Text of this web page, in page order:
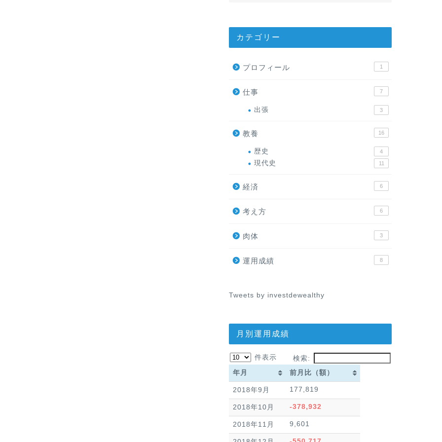
カテゴリー
プロフィール 1
仕事 7
出張 3
教養 16
歴史 4
現代史 11
経済 6
考え方 6
肉体 3
運用成績 8
Tweets by investdewealthy
月別運用成績
件表示
検索:
年月
前月比（額）
年月
前月比（額）
2018年9月 177,819
2018年10月 -378,932
2018年11月 9,601